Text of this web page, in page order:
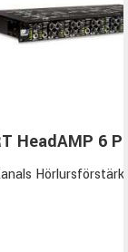
HeadAMP 6